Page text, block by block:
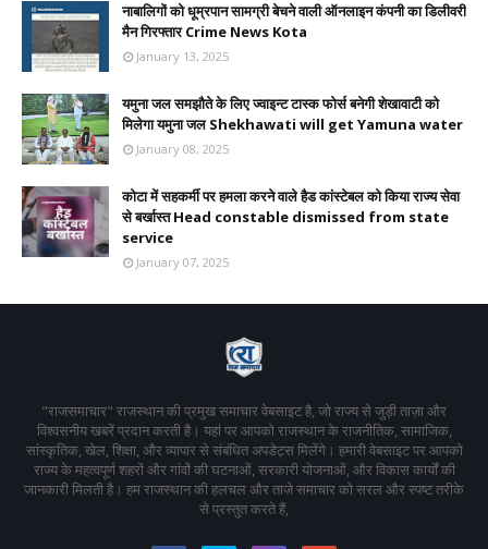
नाबालिगों को धूम्रपान सामग्री बेचने वाली ऑनलाइन कंपनी का डिलीवरी
मैन गिरफ्तार Crime News Kota
January 13, 2025
यमुना जल समझौते के लिए ज्वाइन्ट टास्क फोर्स बनेगी शेखावाटी को
मिलेगा यमुना जल Shekhawati will get Yamuna water
January 08, 2025
कोटा में सहकर्मी पर हमला करने वाले हैड कांस्टेबल को किया राज्य सेवा
से बर्खास्त Head constable dismissed from state
service
January 07, 2025
"राजसमाचार" राजस्थान की प्रमुख समाचार वेबसाइट है, जो राज्य से जुड़ी ताज़ा और
विश्वसनीय खबरें प्रदान करती है। यहां पर आपको राजस्थान के राजनीतिक, सामाजिक,
सांस्कृतिक, खेल, शिक्षा, और व्यापार से संबंधित अपडेट्स मिलेंगे। हमारी वेबसाइट पर आपको
राज्य के महत्वपूर्ण शहरों और गांवों की घटनाओं, सरकारी योजनाओं, और विकास कार्यों की
जानकारी मिलती है। हम राजस्थान की हलचल और ताजे समाचार को सरल और स्पष्ट तरीके
से प्रस्तुत करते हैं,